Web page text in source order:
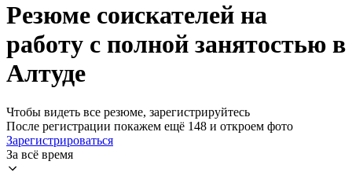
Резюме соискателей на
работу с полной занятостью в
Алтуде
Чтобы видеть все резюме, зарегистрируйтесь
После регистрации покажем ещё 148 и откроем фото
Зарегистрироваться
За всё время